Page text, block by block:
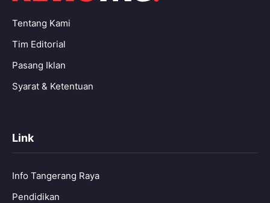
Tentang Kami
Tim Editorial
Pasang Iklan
Syarat & Ketentuan
Link
Info Tangerang Raya
Pendidikan